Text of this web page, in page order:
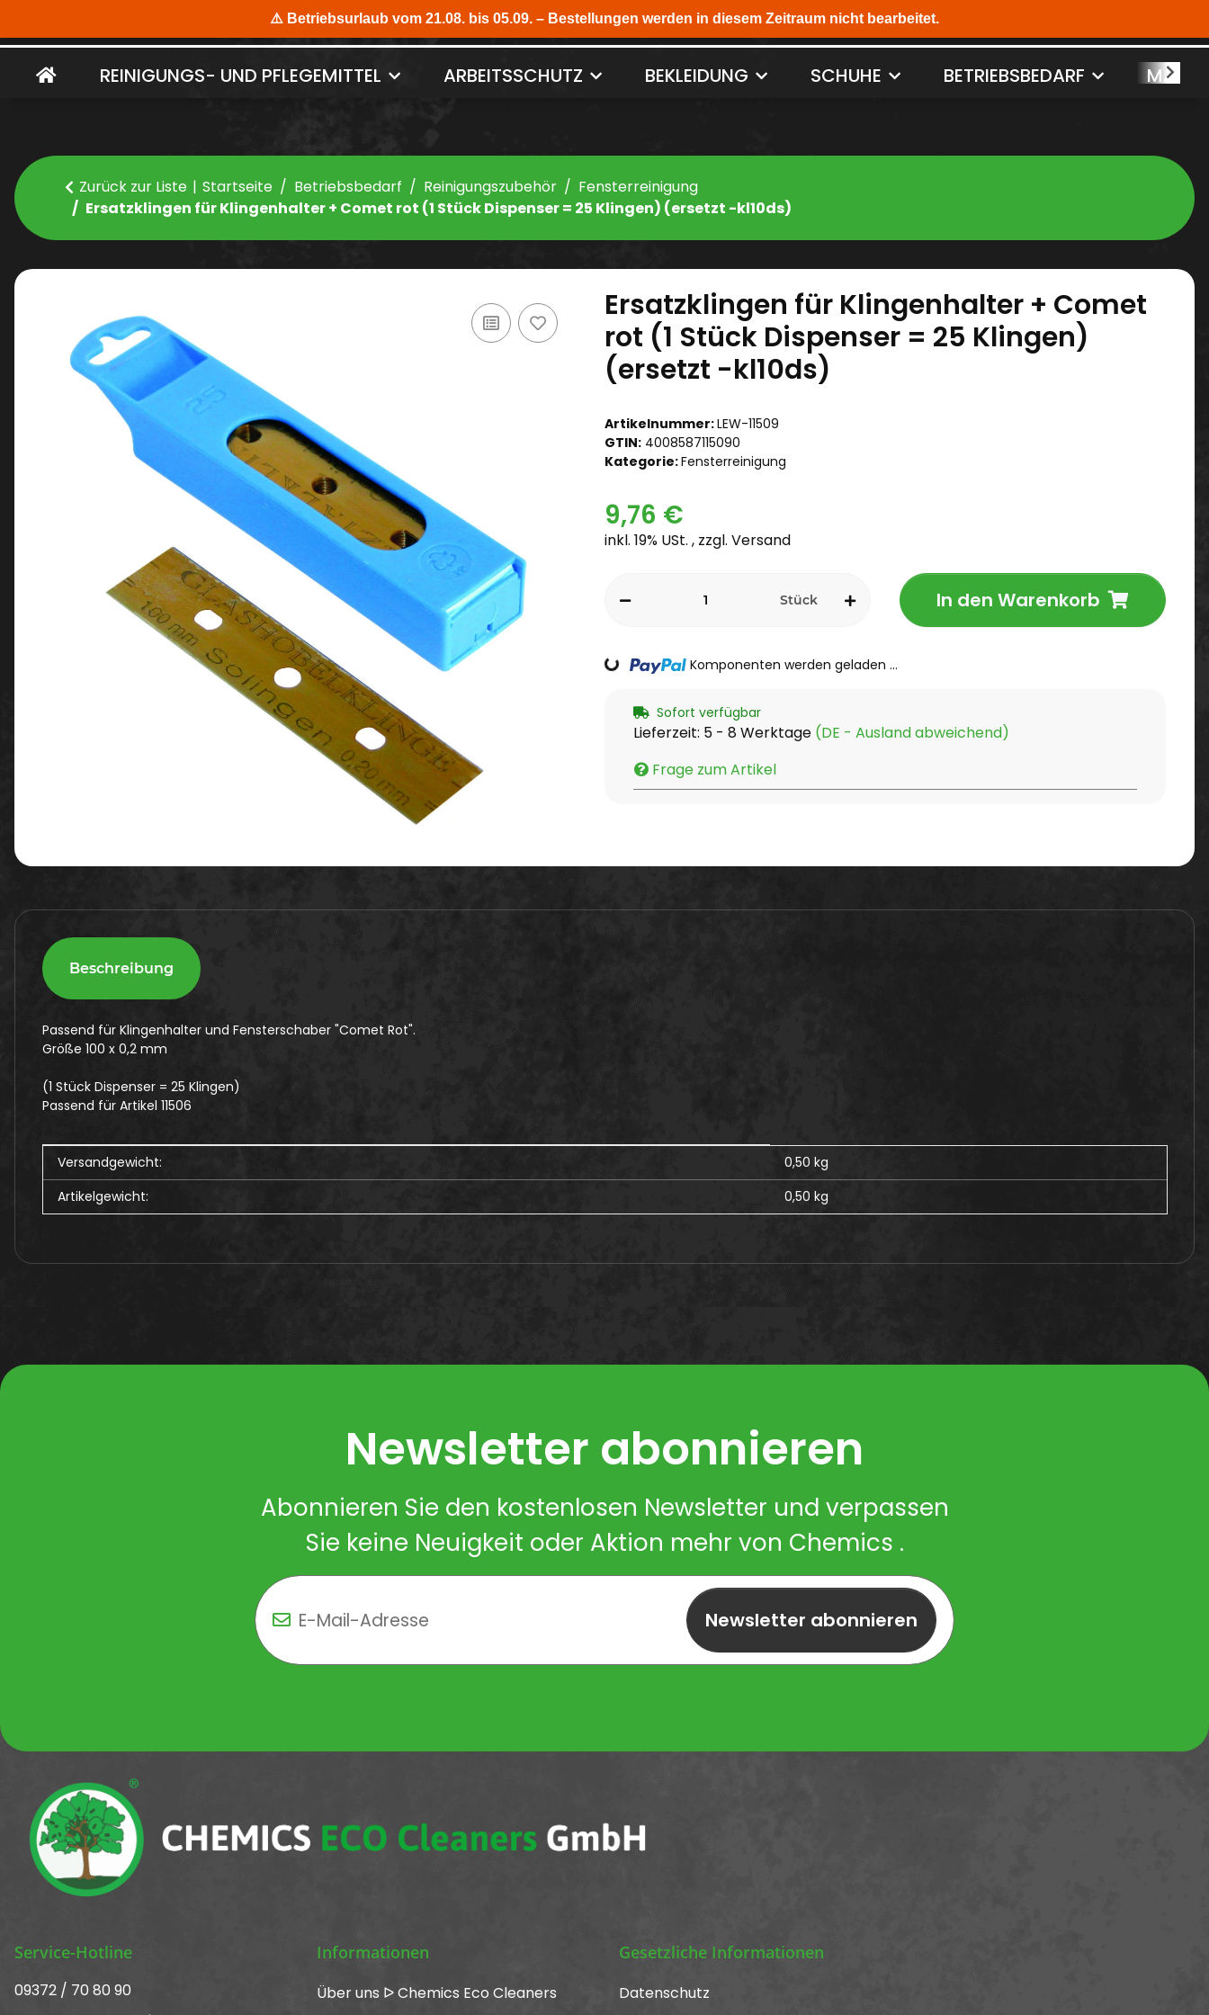
REINIGUNGS- UND PFLEGEMITTEL ARBEITSSCHUTZ BEKLEIDUNG SCHUHE BETRIEBSBEDARF
Zurück zur Liste Startseite Betriebsbedarf Reinigungszubehör
Fensterreinigung
Ersatzklingen für Klingenhalter + Comet rot (1 Stück Dispenser = 25 Klingen) (ersetzt -kl10ds)
Ersatzklingen für Klingenhalter + Comet
rot (1 Stück Dispenser = 25 Klingen)
(ersetzt -kl10ds)
Artikelnummer:LEW-11509
GTIN: 4008587115090
Kategorie:Fensterreinigung
9,76 €
inkl. 19% USt. , zzgl. Versand
Stück In den Warenkorb
Loading... Komponenten werden geladen ...
Sofort verfügbar
Lieferzeit: 5 - 8 Werktage (DE - Ausland abweichend)
Frage zum Artikel
Beschreibung
Passend für Klingenhalter und Fensterschaber "Comet Rot".
Größe 100 x 0,2 mm
(1 Stück Dispenser = 25 Klingen)
Passend für Artikel 11506
Produkteigenschaft
Wert
Versandgewicht:
0,50 kg
Artikelgewicht:
0,50 kg
Newsletter abonnieren
Abonnieren Sie den kostenlosen Newsletter und verpassen
Sie keine Neuigkeit oder Aktion mehr von Chemics .
Newsletter abonnieren
Service-Hotline
09372 / 70 80 90
Informationen
Über uns ᐅ Chemics Eco Cleaners
Gesetzliche Informationen
Datenschutz